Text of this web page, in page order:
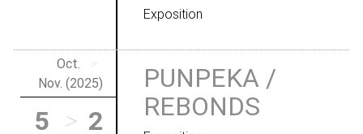
Exposition
Oct.
>
Nov. (2025)
5 > 2
PUNPEKA /
REBONDS